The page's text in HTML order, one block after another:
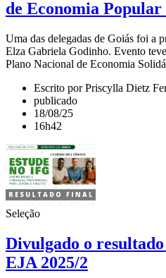
de Economia
Uma das delegadas de Goiás foi a
Elza Gabriela Godinho. Evento
Plano Nacional de Economia
Escrito por Priscylla Dietz
publicado
18/08/25
16h42
Seleção
Divulgado o
EJA 2025/2